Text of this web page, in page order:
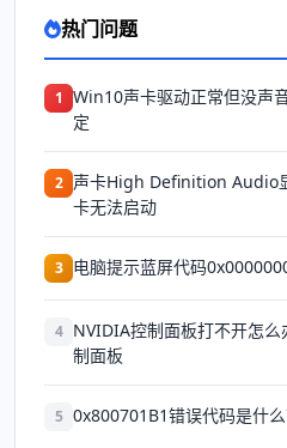
热门问题
1 Win10声卡驱动正常但没声
定
2 声卡High Definition Audio
卡无法启动
3 电脑提示蓝屏代码
4 NVIDIA控制面板打不开怎
制面板
5 0x800701B1错误代码是什